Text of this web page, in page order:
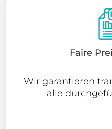
Faire
Wir garantieren
alle